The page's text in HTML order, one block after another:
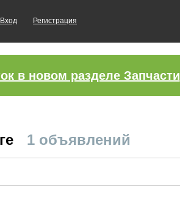
Вход Регистрация
в новом разделе Запчасти
1 объявлений